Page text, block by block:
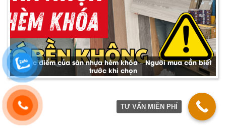
Nhược điểm của sàn nhựa hèm khóa – Người mua cần biết
trước khi chọn
TƯ VẤN MIỄN PHÍ